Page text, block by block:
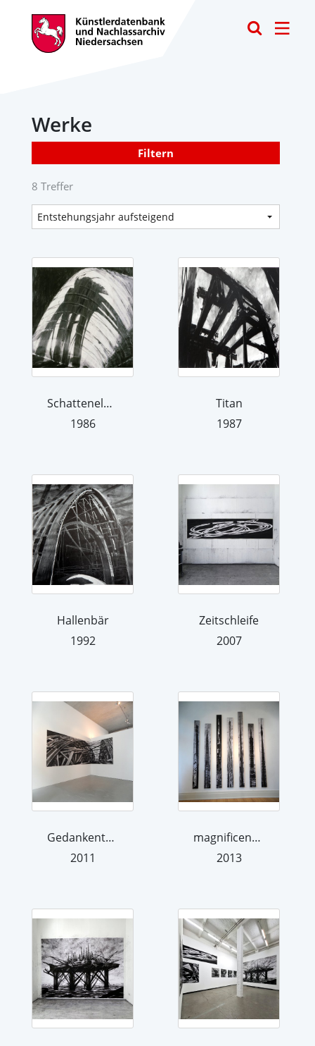
Werke
Filtern
8 Treffer
Schattenelefant
1986
Titan
1987
Hallenbär
1992
Zeitschleife
2007
Gedankenträger
2011
magnificent seven
2013